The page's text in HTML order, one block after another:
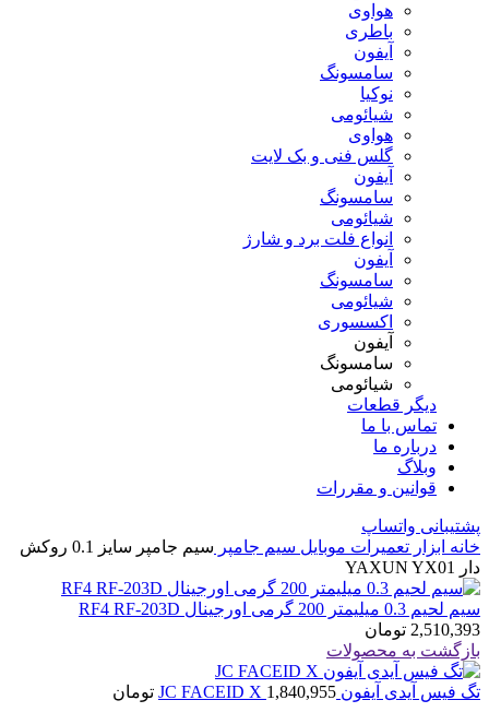
هواوی
باطری
آیفون
سامسونگ
نوکیا
شیائومی
هواوی
گلس فنی و بک لایت
آیفون
سامسونگ
شیائومی
انواع فلت برد و شارژ
آیفون
سامسونگ
شیائومی
اکسسوری
آیفون
سامسونگ
شیائومی
دیگر قطعات
تماس با ما
درباره ما
وبلاگ
قوانین و مقررات
پشتیبانی واتساپ
خانه ابزار تعمیرات موبایل سیم جامپر
سیم جامپر سایز 0.1 روکش
دار YAXUN YX01
سیم لحیم 0.3 میلیمتر 200 گرمی اورجینال RF4 RF-203D
2,510,393 تومان
بازگشت به محصولات
تگ فیس آیدی آیفون JC FACEID X 1,840,955 تومان